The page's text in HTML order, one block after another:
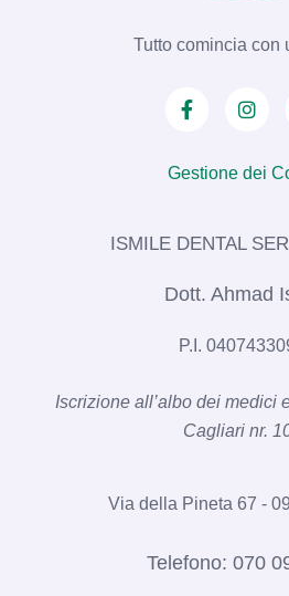
Tutto comincia con
Gestione dei
ISMILE DENTAL
Dott. Ahmad
P.I.
Iscrizione all’albo dei medici
Cagliari nr.
Via della Pineta 67 -
Telefono: 070